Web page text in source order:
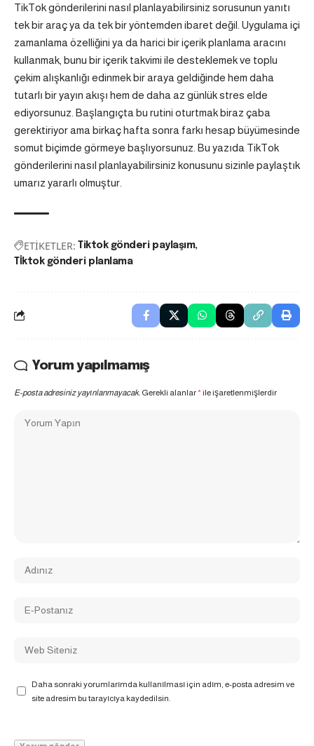
TikTok gönderilerini nasıl planlayabilirsiniz sorusunun yanıtı
tek bir araç ya da tek bir yöntemden ibaret değil. Uygulama içi
zamanlama özelliğini ya da harici bir içerik planlama aracını
kullanmak, bunu bir içerik takvimi ile desteklemek ve toplu
çekim alışkanlığı edinmek bir araya geldiğinde hem daha
tutarlı bir yayın akışı hem de daha az günlük stres elde
ediyorsunuz. Başlangıçta bu rutini oturtmak biraz çaba
gerektiriyor ama birkaç hafta sonra farkı hesap büyümesinde
somut biçimde görmeye başlıyorsunuz. Bu yazıda TikTok
gönderilerini nasıl planlayabilirsiniz konusunu sizinle paylaştık
umarız yararlı olmuştur.
ETİKETLER: Tiktok gönderi paylaşım
Tİktok gönderi planlama
Yorum yapılmamış
E-posta adresiniz yayınlanmayacak. Gerekli alanlar*ile işaretlenmişlerdir
Daha sonraki yorumlarımda kullanılması için adım, e-posta adresim ve
site adresim bu tarayıcıya kaydedilsin.